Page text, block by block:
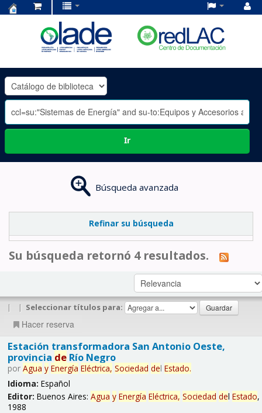
OLADE
-
Ir
Búsqueda avanzada
Refinar su búsqueda
Su búsqueda retornó 4 resultados.
| | Seleccionar títulos para:
Hacer reserva
Estación transformadora San Antonio Oeste,
provincia deRío Negro
por Agua y Energía Eléctrica, Sociedad del Estado.
Idioma: Español
Editor: Buenos Aires: Agua y Energía Eléctrica, Sociedad del Estado,
1988